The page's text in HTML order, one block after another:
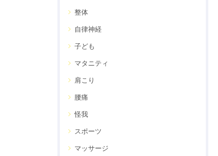
整体
自律神経
子ども
マタニティ
肩こり
腰痛
怪我
スポーツ
マッサージ